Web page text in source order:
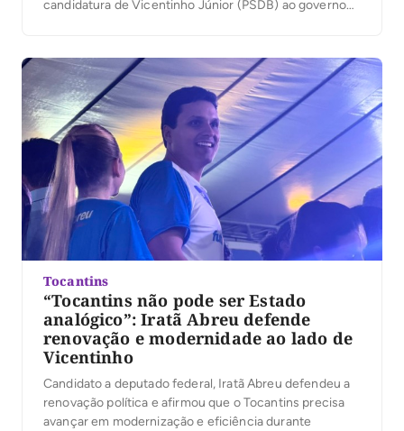
candidatura de Vicentinho Júnior (PSDB) ao governo
ampliação das políticas de habitação e o fortalecimento
do desenvolvimento econômico do Tocantins. […]
Tocantins
“Tocantins não pode ser Estado
analógico”: Iratã Abreu defende
renovação e modernidade ao lado de
Vicentinho
Candidato a deputado federal, Iratã Abreu defendeu a
renovação política e afirmou que o Tocantins precisa
avançar em modernização e eficiência durante